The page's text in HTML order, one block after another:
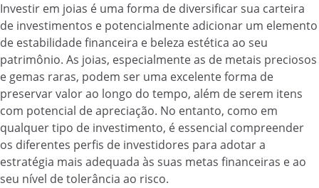
Investir em joias é uma forma de diversificar sua carteira
de investimentos e potencialmente adicionar um elemento
de estabilidade financeira e beleza estética ao seu
patrimônio. As joias, especialmente as de metais preciosos
e gemas raras, podem ser uma excelente forma de
preservar valor ao longo do tempo, além de serem itens
com potencial de apreciação. No entanto, como em
qualquer tipo de investimento, é essencial compreender
os diferentes perfis de investidores para adotar a
estratégia mais adequada às suas metas financeiras e ao
seu nível de tolerância ao risco.